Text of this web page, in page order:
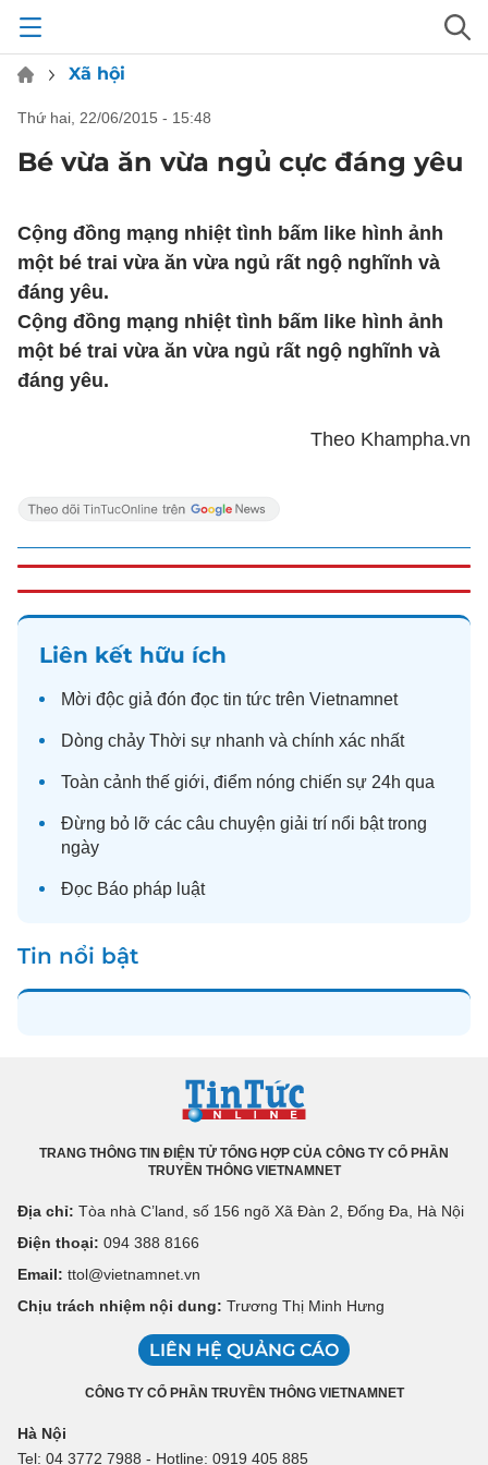
Xã hội
thứ hai, 22/06/2015 - 15:48
Bé vừa ăn vừa ngủ cực đáng yêu
Cộng đồng mạng nhiệt tình bấm like hình ảnh
một bé trai vừa ăn vừa ngủ rất ngộ nghĩnh và
đáng yêu.
Cộng đồng mạng nhiệt tình bấm like hình ảnh
một bé trai vừa ăn vừa ngủ rất ngộ nghĩnh và
đáng yêu.
Theo Khampha.vn
Liên kết hữu ích
Mời độc giả đón đọc tin tức trên Vietnamnet
Dòng chảy Thời sự nhanh và chính xác nhất
Toàn cảnh thế giới, điểm nóng chiến sự 24h qua
Đừng bỏ lỡ các câu chuyện giải trí nổi bật trong
ngày
Đọc Báo pháp luật
Tin nổi bật
TRANG THÔNG TIN ĐIỆN TỬ TỔNG HỢP CỦA CÔNG TY CỔ PHẦN
TRUYỀN THÔNG VIETNAMNET
Địa chỉ: Tòa nhà C’land, số 156 ngõ Xã Đàn 2, Đống Đa, Hà Nội
Điện thoại: 094 388 8166
Email: ttol@vietnamnet.vn
Chịu trách nhiệm nội dung: Trương Thị Minh Hưng
LIÊN HỆ QUẢNG CÁO
CÔNG TY CỔ PHẦN TRUYỀN THÔNG VIETNAMNET
Hà Nội
Tel: 04 3772 7988 - Hotline: 0919 405 885